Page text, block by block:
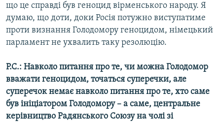
що це справді був геноцид вірменського народу. Я
думаю, що доти, доки Росія потужно виступатиме
проти визнання Голодомору геноцидом, німецький
парламент не ухвалить таку резолюцію.
Р.С.: Навколо питання про те, чи можна Голодомор
вважати геноцидом, точаться суперечки, але
суперечок немає навколо питання про те, хто саме
був ініціатором Голодомору – а саме, центральне
керівництво Радянського Союзу на чолі зі